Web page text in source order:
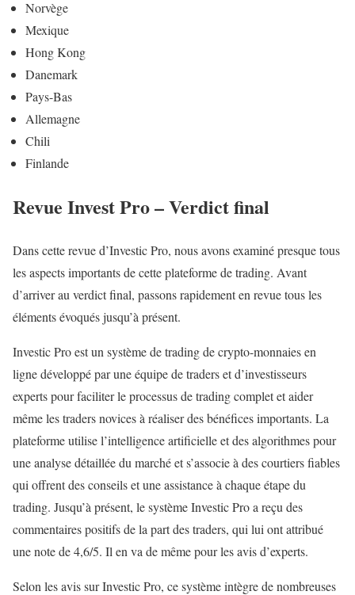
Norvège
Mexique
Hong Kong
Danemark
Pays-Bas
Allemagne
Chili
Finlande
Revue Invest Pro – Verdict final
Dans cette revue d’Investic Pro, nous avons examiné presque tous
les aspects importants de cette plateforme de trading. Avant
d’arriver au verdict final, passons rapidement en revue tous les
éléments évoqués jusqu’à présent.
Investic Pro est un système de trading de crypto-monnaies en
ligne développé par une équipe de traders et d’investisseurs
experts pour faciliter le processus de trading complet et aider
même les traders novices à réaliser des bénéfices importants. La
plateforme utilise l’intelligence artificielle et des algorithmes pour
une analyse détaillée du marché et s’associe à des courtiers fiables
qui offrent des conseils et une assistance à chaque étape du
trading. Jusqu’à présent, le système Investic Pro a reçu des
commentaires positifs de la part des traders, qui lui ont attribué
une note de 4,6/5. Il en va de même pour les avis d’experts.
Selon les avis sur Investic Pro, ce système intègre de nombreuses